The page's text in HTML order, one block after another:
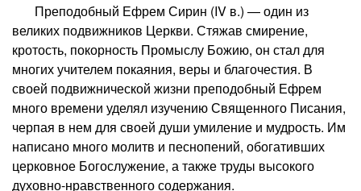
Преподобный Ефрем Сирин (IV в.) — один из
великих подвижников Церкви. Стяжав смирение,
кротость, покорность Промыслу Божию, он стал для
многих учителем покаяния, веры и благочестия. В
своей подвижнической жизни преподобный Ефрем
много времени уделял изучению Священного Писания,
черпая в нем для своей души умиление и мудрость. Им
написано много молитв и песнопений, обогативших
церковное Богослужение, а также труды высокого
духовно-нравственного содержания.